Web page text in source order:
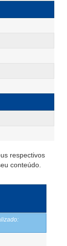
respectivos
conteúdo.